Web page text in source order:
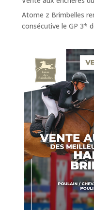
Atome z Brimbelles
consécutive le GP 3*